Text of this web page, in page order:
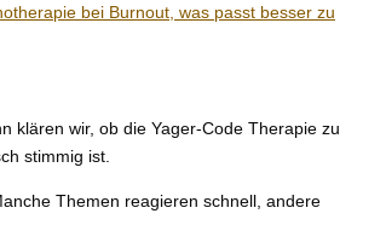
bei Burnout, was passt besser zu
klären wir, ob die Yager-Code Therapie zu
stimmig ist.
Themen reagieren schnell, andere